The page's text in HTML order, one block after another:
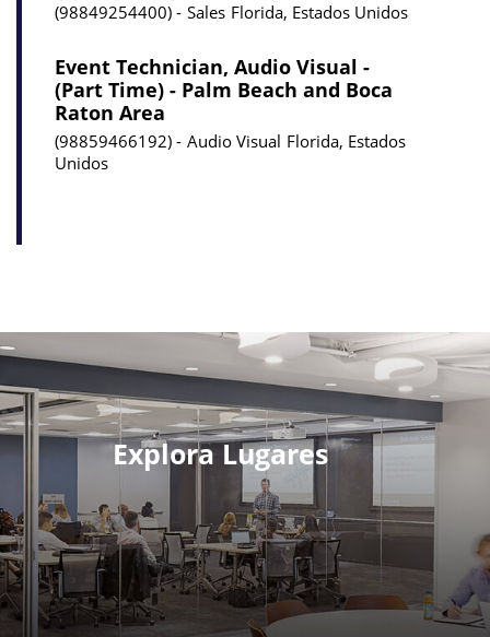
98849254400 Sales Florida, Estados Unidos
Event Technician, Audio Visual -
(Part Time) - Palm Beach and Boca
Raton Area
98859466192 Audio Visual Florida, Estados
Unidos
Explora Lugares